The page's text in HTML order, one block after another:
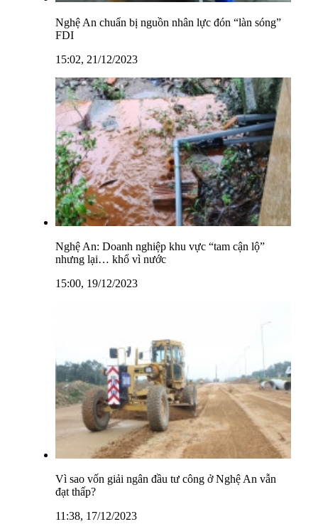
Nghệ An chuẩn bị nguồn nhân lực đón “làn sóng”
FDI
15:02, 21/12/2023
Nghệ An: Doanh nghiệp khu vực “tam cận lộ”
nhưng lại… khổ vì nước
15:00, 19/12/2023
Vì sao vốn giải ngân đầu tư công ở Nghệ An vẫn
đạt thấp?
11:38, 17/12/2023